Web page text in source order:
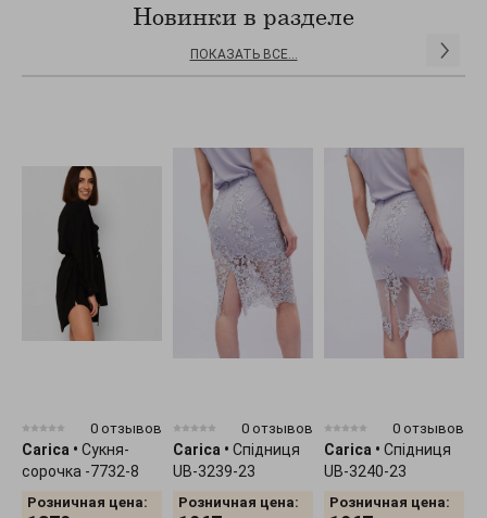
Новинки в разделе
ПОКАЗАТЬ ВСЕ...
0 отзывов
Carica • Сукня-
сорочка -7732-8
Розничная цена:
0 отзывов
Carica • Спідниця
UB-3239-23
Розничная цена:
0 отзывов
Carica • Спідниця
UB-3240-23
Розничная цена: